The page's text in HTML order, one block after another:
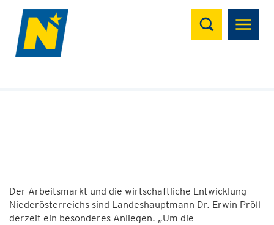
Suchen
Der Arbeitsmarkt und die wirtschaftliche Entwicklung
Niederösterreichs sind Landeshauptmann Dr. Erwin Pröll
derzeit ein besonderes Anliegen. „Um die